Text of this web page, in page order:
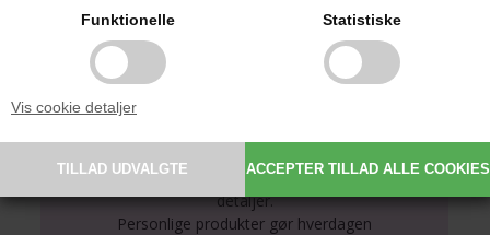
Funktionelle Statistiske
Vis cookie detaljer
Personlige produkter med
Hos Babysutten specialiserer vi os i
personlige babyprodukter med navn. Vi
indgraveret eller broderet barnets navn og
detaljer.
Personlige produkter gør hverdagen